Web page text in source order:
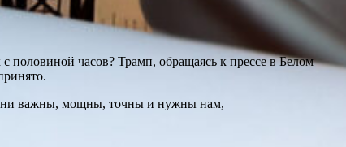
половиной часов? Трамп, обращаясь к прессе в Белом
важны, мощны, точны и нужны нам,